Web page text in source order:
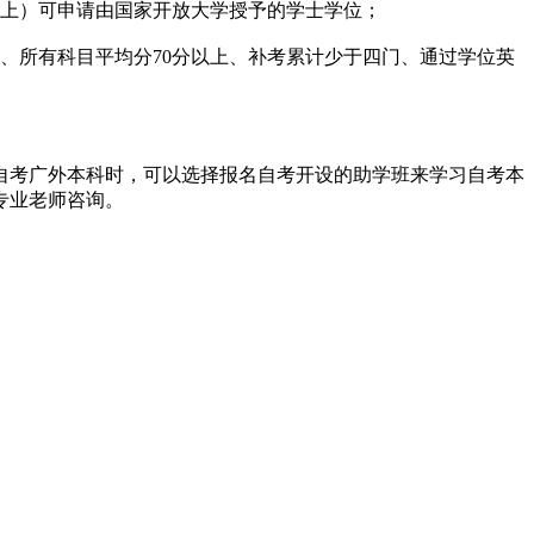
可申请由国家开放大学授予的学士学位；
有科目平均分70分以上、补考累计少于四门、通过学位英
广外本科时，可以选择报名自考开设的助学班来学习自考本
老师咨询。